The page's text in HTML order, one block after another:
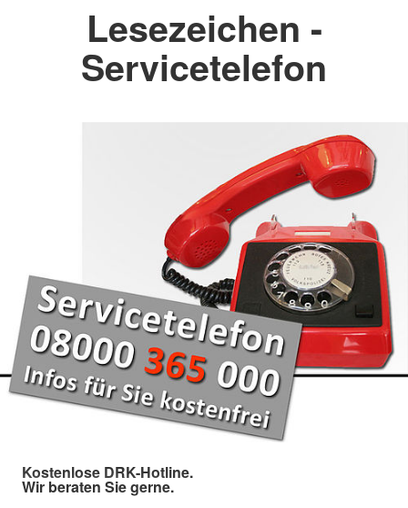
Lesezeichen -
Servicetelefon
Kostenlose DRK-Hotline.
Wir beraten Sie gerne.